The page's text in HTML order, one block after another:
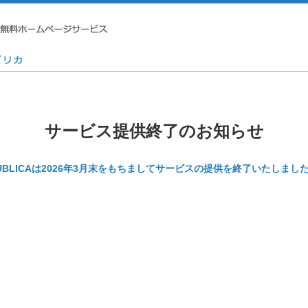
サービス提供終了のお知らせ
は2026年3月末をもちましてサービスの提供を終了いたしまし